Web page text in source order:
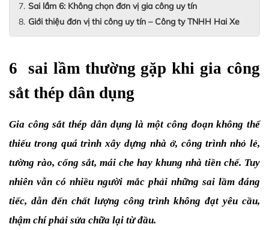
Sai lầm 6: Không chọn đơn vị gia công uy tín
Giới thiệu đơn vị thi công uy tín – Công ty TNHH Hai Xe
6  sai lầm thường gặp khi gia công
sắt thép dân dụng
Gia công sắt thép dân dụng là một công đoạn không thể
thiếu trong quá trình xây dựng nhà ở, công trình nhỏ lẻ,
tường rào, cổng sắt, mái che hay khung nhà tiền chế. Tuy
nhiên vẫn có nhiều người mắc phải những sai lầm đáng
tiếc, dẫn đến chất lượng công trình không đạt yêu cầu,
thậm chí phải sửa chữa lại từ đầu.